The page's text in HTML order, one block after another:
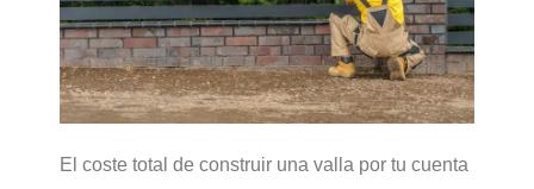
El coste total de construir una valla por tu cuenta